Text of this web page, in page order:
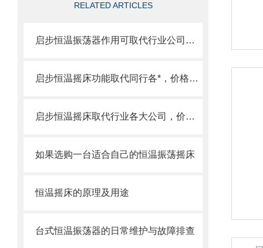
RELATED ARTICLES
启步恒温振荡器作用可取代行业公司产品，价格更优
启步恒温摇床功能取代同行各*，价格更优
启步恒温摇床取代行业各大公司，价格更优
如果选购一台适合自己的恒温振荡摇床
恒温摇床的原理及用途
台式恒温振荡器的日常维护与故障排查